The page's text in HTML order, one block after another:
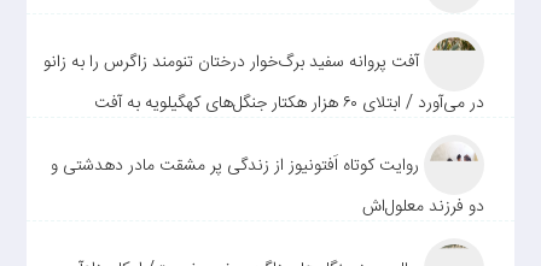
آفت پروانه سفید برگ‌خوار درختان تنومند زاگرس را به زانو
در می‌آورد / ابتلای ۶۰ هزار هکتار جنگل‌های کهگیلویه به آفت
روایت کوتاه اَفتونیوز از زندگی پر مشقت مادر دهدشتی و
دو فرزند معلول‌اش